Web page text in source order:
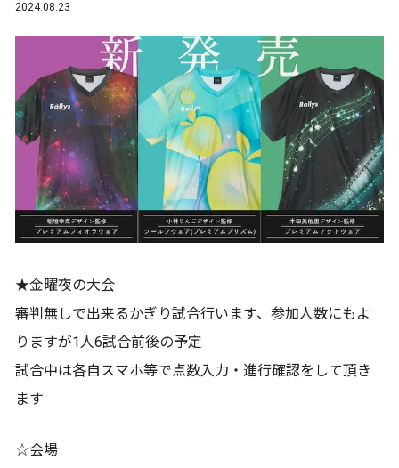
2024.08.23
★金曜夜の大会
審判無しで出来るかぎり試合行います、参加人数にもよ
りますが1人6試合前後の予定
試合中は各自スマホ等で点数入力・進行確認をして頂き
ます
☆会場